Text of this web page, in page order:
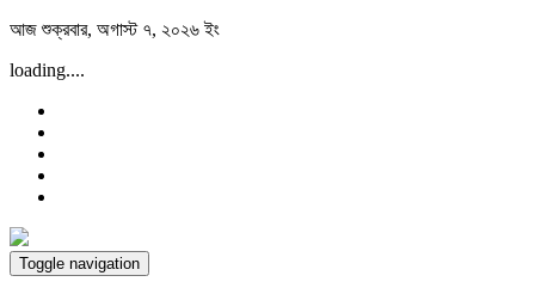
Skip
content
আজ শুক্রবার, অগাস্ট ৭, ২০২৬ ইং
loading....
Toggle navigation